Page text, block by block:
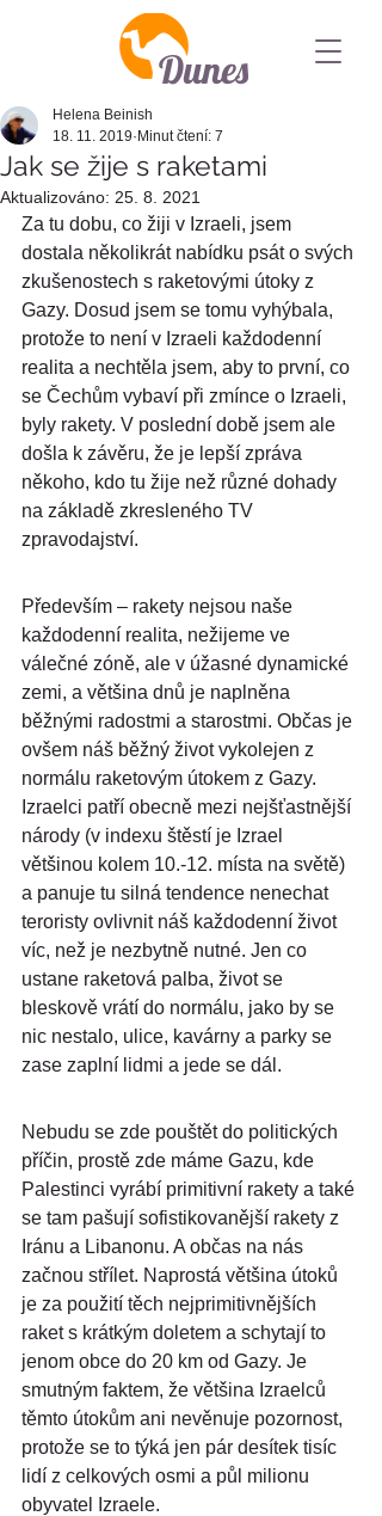
Dunes
Jak se žije s raketami
Helena Beinish
18. 11. 2019 Minut čtení: 7
Aktualizováno: 25. 8. 2021
Za tu dobu, co žiji v Izraeli, jsem
dostala několikrát nabídku psát o svých
zkušenostech s raketovými útoky z
Gazy. Dosud jsem se tomu vyhýbala,
protože to není v Izraeli každodenní
realita a nechtěla jsem, aby to první, co
se Čechům vybaví při zmínce o Izraeli,
byly rakety. V poslední době jsem ale
došla k závěru, že je lepší zpráva
někoho, kdo tu žije než různé dohady
na základě zkresleného TV
zpravodajství.
Především – rakety nejsou naše
každodenní realita, nežijeme ve
válečné zóně, ale v úžasné dynamické
zemi, a většina dnů je naplněna
běžnými radostmi a starostmi. Občas je
ovšem náš běžný život vykolejen z
normálu raketovým útokem z Gazy.
Izraelci patří obecně mezi nejšťastnější
národy (v indexu štěstí je Izrael
většinou kolem 10.-12. místa na světě)
a panuje tu silná tendence nenechat
teroristy ovlivnit náš každodenní život
víc, než je nezbytně nutné. Jen co
ustane raketová palba, život se
bleskově vrátí do normálu, jako by se
nic nestalo, ulice, kavárny a parky se
zase zaplní lidmi a jede se dál.
Nebudu se zde pouštět do politických
příčin, prostě zde máme Gazu, kde
Palestinci vyrábí primitivní rakety a také
se tam pašují sofistikovanější rakety z
Iránu a Libanonu. A občas na nás
začnou střílet. Naprostá většina útoků
je za použití těch nejprimitivnějších
raket s krátkým doletem a schytají to
jenom obce do 20 km od Gazy. Je
smutným faktem, že většina Izraelců
těmto útokům ani nevěnuje pozornost,
protože se to týká jen pár desítek tisíc
lidí z celkových osmi a půl milionu
obyvatel Izraele.